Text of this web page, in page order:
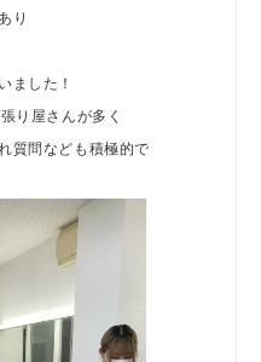
り
ました！
り屋さんが多く
質問なども積極的で